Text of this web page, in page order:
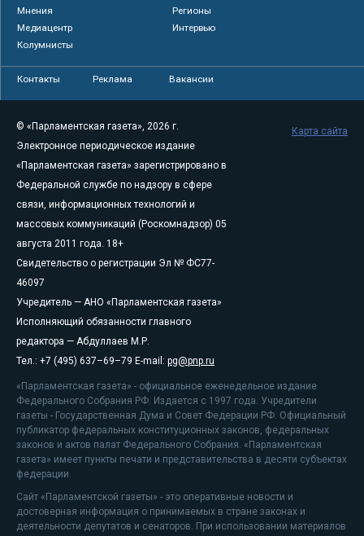
Мнения
Регионы
Медиацентр
Интервью
Колумнисты
Контакты Реклама Вакансии
© «Парламентская газета», 2026 г.
Электронное периодическое издание
«Парламентская газета» зарегистрировано в
Федеральной службе по надзору в сфере
связи, информационных технологий и
массовых коммуникаций (Роскомнадзор) 05
августа 2011 года. 18+
Свидетельство о регистрации Эл № ФС77-
46097
Учредитель — АНО «Парламентская газета»
Исполняющий обязанности главного
редактора — Абдуллаев М.Р.
Тел.: +7 (495) 637–69–79 E-mail: pg@pnp.ru
«Парламентская газета» - официальное еженедельное издание
Федерального Собрания РФ. Издается с 1997 года. Учредители
газеты - Государственная Дума и Совет Федерации РФ. Официальный
публикатор федеральных конституционных законов, федеральных
законов и актов палат Федерального Собрания. «Парламентская
газета» имеет пункты печати и представительства в десяти субъектах
федерации.
Сайт «Парламентской газеты» - это оперативные новости и
достоверная информация о принимаемых в стране законах и
деятельности депутатов и сенаторов. При использовании материалов
Карта сайта